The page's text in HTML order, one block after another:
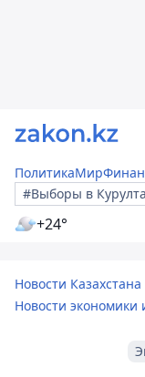
ПолитикаМир
#Выборы в
+24°
Новости
Новости экономики